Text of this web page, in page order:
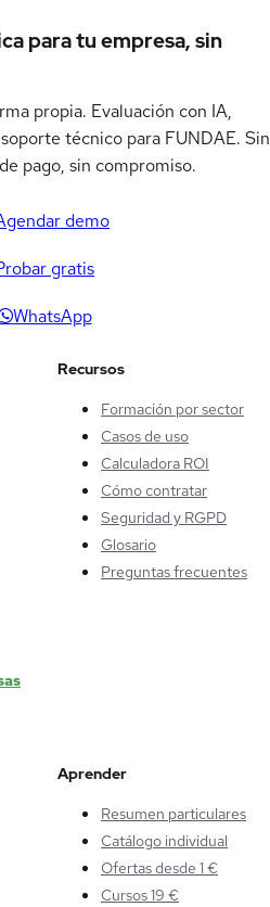
para tu empresa, sin
propia. Evaluación con IA,
técnico para FUNDAE. Sin
pago, sin compromiso.
demo
gratis
WhatsApp
Recursos
Formación por sector
Casos de uso
Calculadora ROI
Cómo contratar
Seguridad y RGPD
Glosario
Preguntas frecuentes
Aprender
Resumen particulares
Catálogo individual
Ofertas desde 1 €
Cursos 19 €